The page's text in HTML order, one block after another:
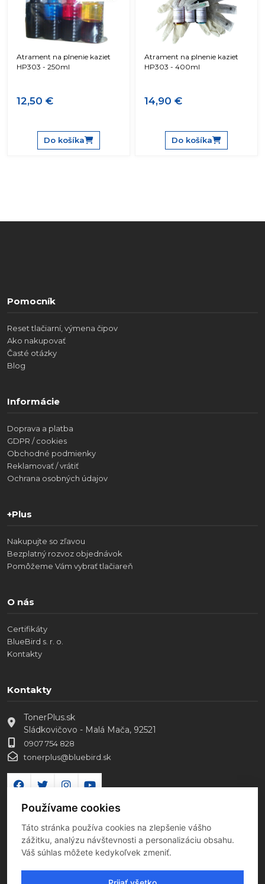
Atrament na plnenie kaziet
HP303 - 250ml
12,50 €
Do košíka
Atrament na plnenie kaziet
HP303 - 400ml
14,90 €
Do košíka
Pomocník
Reset tlačiarní, výmena čipov
Ako nakupovať
Časté otázky
Blog
Informácie
Doprava a platba
GDPR / cookies
Obchodné podmienky
Reklamovať / vrátiť
Ochrana osobných údajov
+Plus
Nakupujte so zľavou
Bezplatný rozvoz objednávok
Pomôžeme Vám vybrať tlačiareň
O nás
Certifikáty
BlueBird s. r. o.
Kontakty
Kontakty
TonerPlus.sk
Sládkovičovo - Malá Mača, 92521
0907 754 828
tonerplus@bluebird.sk
Používame cookies
Táto stránka používa cookies na zlepšenie vášho
zážitku, analýzu návštevnosti a personalizáciu obsahu.
Váš súhlas môžete kedykoľvek zmeniť.